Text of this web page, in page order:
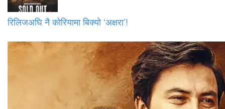
रिलिजअघि नै कोरियामा बिक्यो ‘अक्षरा’!